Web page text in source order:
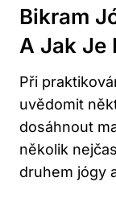
Bikram
A Jak Je
Při
uvědomit
dosáhnout
několik
druhem jógy